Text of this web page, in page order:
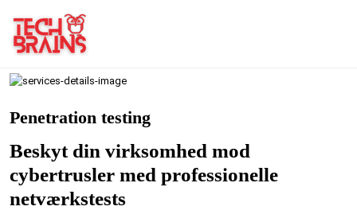
Penetration testing
Beskyt din virksomhed mod
cybertrusler med professionelle
netværkstests